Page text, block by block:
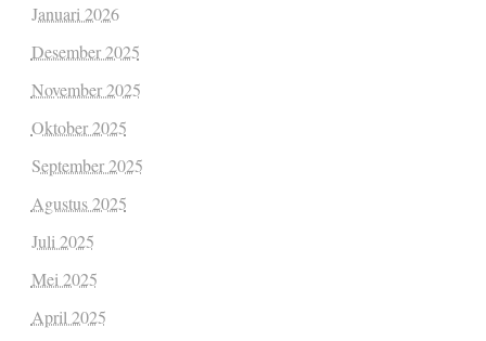
Januari 2026
Desember 2025
November 2025
Oktober 2025
September 2025
Agustus 2025
Juli 2025
Mei 2025
April 2025